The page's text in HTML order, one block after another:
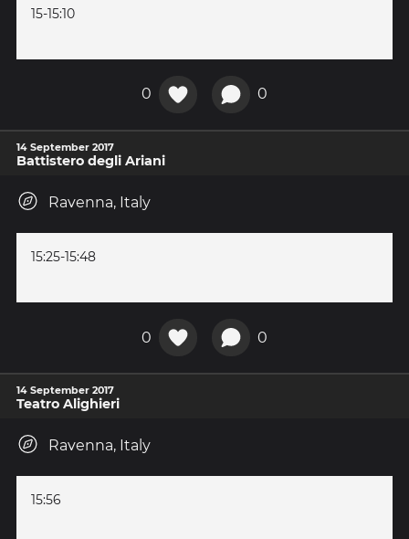
15-15:10
0 0
14 September 2017
Battistero degli Ariani
Ravenna, Italy
15:25-15:48
0 0
14 September 2017
Teatro Alighieri
Ravenna, Italy
15:56